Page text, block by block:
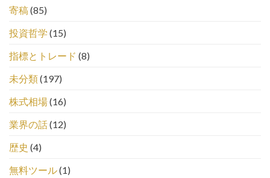
寄稿(85)
投資哲学 (15)
指標とトレード (8)
未分類(197)
株式相場(16)
業界の話(12)
歴史 (4)
無料ツール(1)